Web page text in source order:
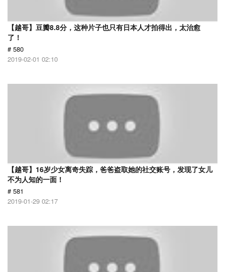
【越哥】豆瓣8.8分，这种片子也只有日本人才拍得出，太治愈
了！
# 580
2019-02-01 02:10
【越哥】16岁少女离奇失踪，爸爸盗取她的社交账号，发现了女儿
不为人知的一面！
# 581
2019-01-29 02:17